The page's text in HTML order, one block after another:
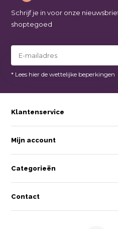
Schrijf je in voor onze
shoptegoed
* Lees hier de wettelijke beperkingen
Klantenservice
Mijn account
Categorieën
Contact